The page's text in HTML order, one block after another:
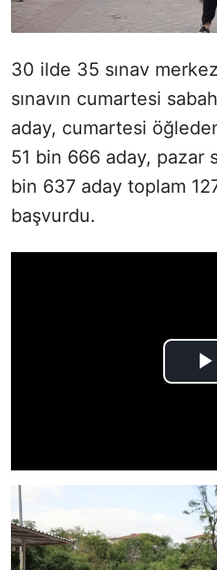
30 ilde 35 sınav
sınavın cumartesi
aday, cumartesi
51 bin 666 aday, pazar
bin 637 aday toplam
başvurdu.